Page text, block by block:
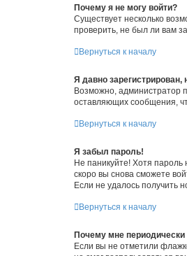
Почему я не могу войти?
Существует несколько
проверить, не был ли вам
Вернуться к началу
Я давно зарегистрирован,
Возможно, администратор
оставляющих сообщения,
Вернуться к началу
Я забыл пароль!
Не паникуйте! Хотя пароль
скоро вы снова сможете
Если не удалось получить
Вернуться к началу
Почему мне периодически
Если вы не отметили